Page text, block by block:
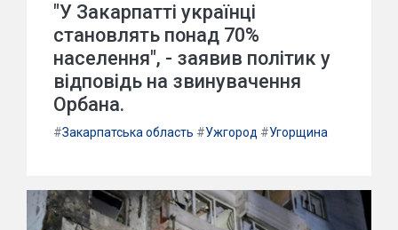
"У Закарпатті українці
становлять понад 70%
населення", - заявив політик у
відповідь на звинувачення
Орбана.
#Закарпатська область #Ужгород #Угорщина